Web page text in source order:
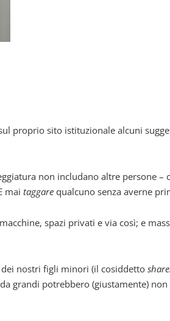
proprio sito istituzionale alcuni
non includano altre persone –
mai taggare qualcuno senza averne
spazi privati e via così; e
nostri figli minori (il cosiddetto
grandi potrebbero (giustamente)